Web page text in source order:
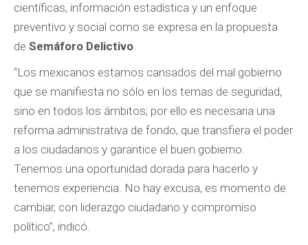
científicas, información estadística y un enfoque
preventivo y social como se expresa en la propuesta
de Semáforo Delictivo.
“Los mexicanos estamos cansados del mal gobierno
que se manifiesta no sólo en los temas de seguridad,
sino en todos los ámbitos; por ello es necesaria una
reforma administrativa de fondo, que transfiera el poder
a los ciudadanos y garantice el buen gobierno.
Tenemos una oportunidad dorada para hacerlo y
tenemos experiencia. No hay excusa, es momento de
cambiar, con liderazgo ciudadano y compromiso
político”, indicó.